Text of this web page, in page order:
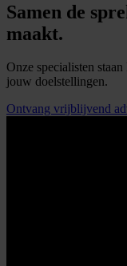
Samen de
maakt.
Onze specialisten
jouw doelstellingen.
Ontvang vrijblijvend